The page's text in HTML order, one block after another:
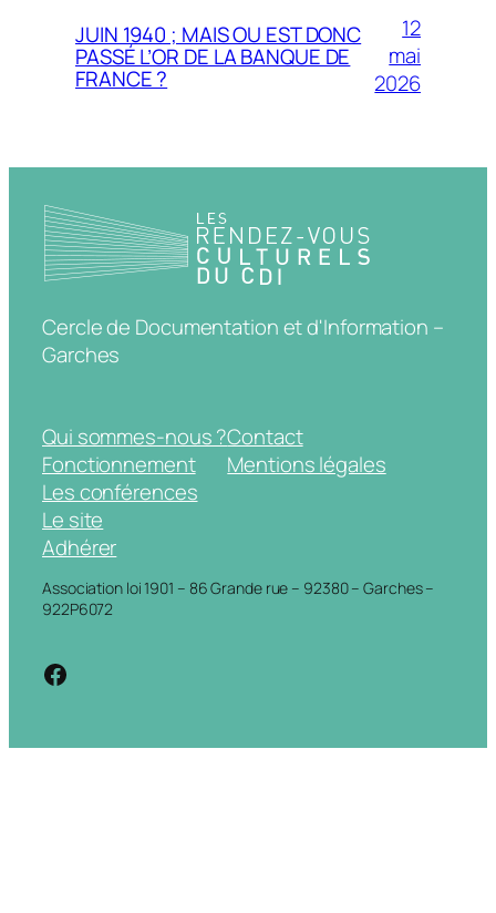
JUIN 1940 ; MAIS OU EST DONC
PASSÉ L’OR DE LA BANQUE DE
FRANCE ?
12
mai
2026
Cercle de Documentation et d'Information –
Garches
Qui sommes-nous ?
Fonctionnement
Les conférences
Le site
Adhérer
Contact
Mentions légales
Association loi 1901 – 86 Grande rue – 92380 – Garches –
922P6072
https://www.facebook.com/